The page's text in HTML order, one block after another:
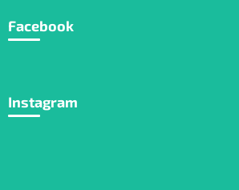
Facebook
Instagram